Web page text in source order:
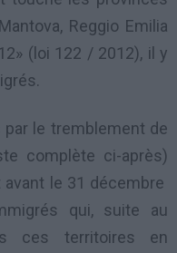
Reggio Emilia
(loi 122 / 2012), il y
le tremblement de
complète ci-après)
le 31 décembre
qui, suite au
ces territoires en